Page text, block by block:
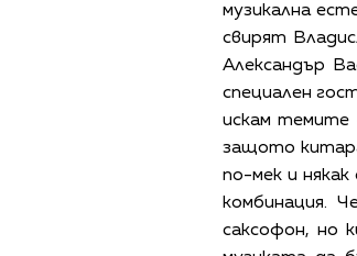
музикална
свирят
Александър
специален
искам темите
защото
по-мек и
комбинация.
саксофон, но